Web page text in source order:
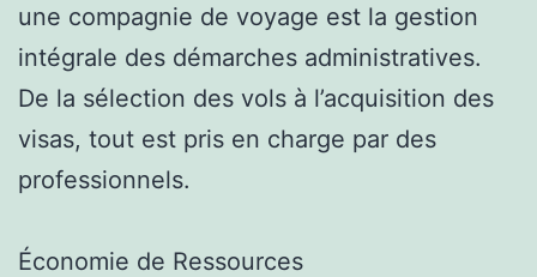
une compagnie de voyage est la gestion
intégrale des démarches administratives.
De la sélection des vols à l’acquisition des
visas, tout est pris en charge par des
professionnels.
Économie de Ressources